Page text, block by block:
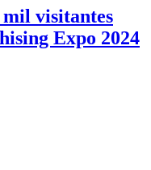
mil visitantes
Expo 2024